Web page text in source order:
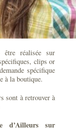
être réalisée sur
clips or
spécifique
à la boutique.
sont à retrouver à
d’Ailleurs sur